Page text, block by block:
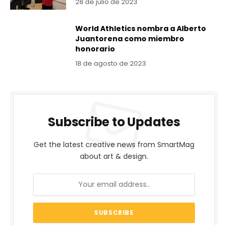
World Athletics nombra a Alberto
Juantorena como miembro
honorario
18 de agosto de 2023
Subscribe to Updates
Get the latest creative news from SmartMag
about art & design.